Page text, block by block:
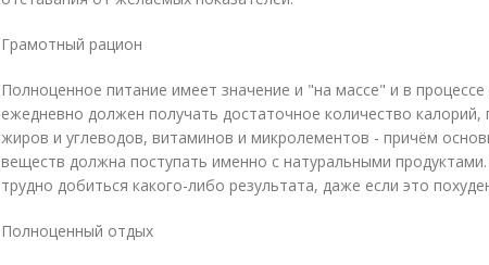
Грамотный рацион
Полноценное питание имеет значение и "на массе" и в
ежедневно должен получать достаточное количество калорий,
жиров и углеводов, витаминов и микролементов - причём
веществ должна поступать именно с натуральными
трудно добиться какого-либо результата, даже если это
Полноценный отдых